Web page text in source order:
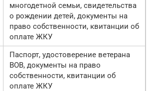
многодетной семьи, свидетельства
о рождении детей, документы на
право собственности, квитанции об
оплате ЖКУ
Паспорт, удостоверение ветерана
ВОВ, документы на право
собственности, квитанции об
оплате ЖКУ